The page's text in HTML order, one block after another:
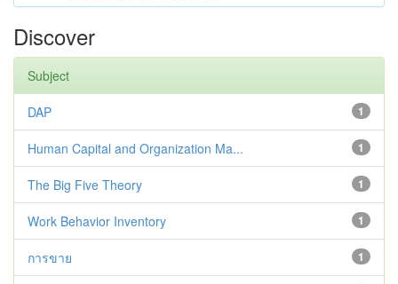
Discover
Subject
1
DAP
1
Human Capital and Organization Ma...
1
The Big Five Theory
1
Work Behavior Inventory
1
การขาย